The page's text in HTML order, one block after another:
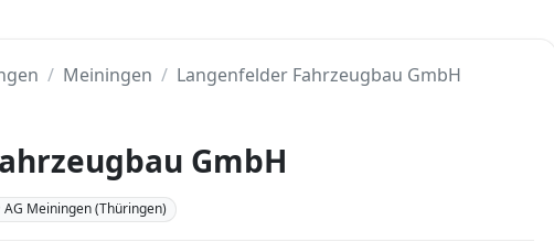
Meiningen Langenfelder Fahrzeugbau GmbH
GmbH
AG Meiningen (Thüringen)